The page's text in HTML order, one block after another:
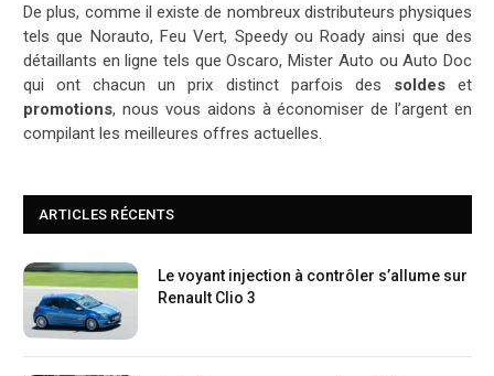
De plus, comme il existe de nombreux distributeurs physiques
tels que Norauto, Feu Vert, Speedy ou Roady ainsi que des
détaillants en ligne tels que Oscaro, Mister Auto ou Auto Doc
qui ont chacun un prix distinct parfois des soldeset
promotions, nous vous aidons à économiser de l’argent en
compilant les meilleures offres actuelles.
ARTICLES RÉCENTS
Le voyant injection à contrôler s’allume sur
Renault Clio 3